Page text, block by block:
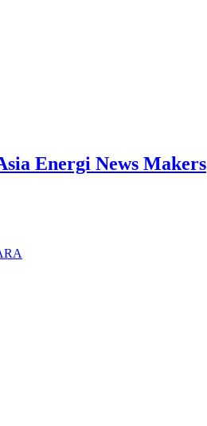
Energi News Makers